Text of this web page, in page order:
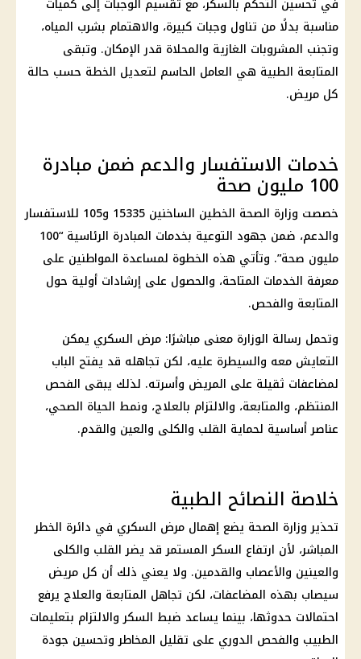
مناسبة بدلًا من تناول وجبات كبيرة، والاهتمام بشرب المياه،
وتجنب المشروبات الغازية والمحلاة قدر الإمكان. وتبقى
المتابعة الطبية هي العامل الحاسم لتعديل الخطة حسب حالة
كل مريض.
خدمات الاستفسار والدعم ضمن مبادرة
100 مليون صحة
خصصت وزارة الصحة
الخطين الساخنين 15335 و105 للاستفسار
والدعم، ضمن جهود التوعية بخدمات المبادرة الرئاسية “100
مليون صحة”. وتأتي هذه الخطوة لمساعدة المواطنين على
معرفة الخدمات المتاحة، والحصول على إرشادات أولية حول
المتابعة والفحص.
وتحمل رسالة الوزارة معنى مباشرًا: مرض السكري يمكن
التعايش معه والسيطرة عليه، لكن تجاهله قد يفتح الباب
لمضاعفات ثقيلة على المريض وأسرته. لذلك يبقى الفحص
المنتظم، والمتابعة، والالتزام بالعلاج، ونمط الحياة الصحي،
عناصر أساسية لحماية القلب والكلى والعين والقدم.
خلاصة النصائح الطبية
تحذيروزارة الصحة يضع إهمال مرض السكري في دائرة الخطر
المباشر، لأن ارتفاع السكر المستمر قد يضر القلب والكلى
والعينين والأعصاب والقدمين. ولا يعني ذلك أن كل مريض
سيصاب بهذه المضاعفات، لكن تجاهل المتابعة والعلاج يرفع
احتمالات حدوثها، بينما يساعد ضبط السكر والالتزام بتعليمات
الطبيب والفحص الدوري على تقليل المخاطر وتحسين جودة